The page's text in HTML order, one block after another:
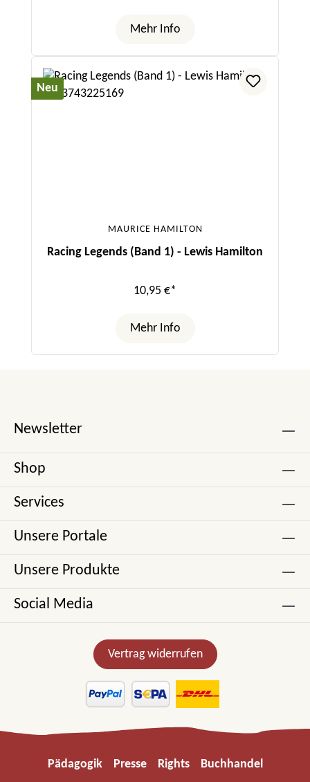
Mehr Info
Neu
MAURICE HAMILTON
Racing Legends (Band 1) - Lewis Hamilton
10,95 €*
Mehr Info
Newsletter
Shop
Services
Unsere Portale
Unsere Produkte
Social Media
Vertrag widerrufen
Pädagogik Presse Rights Buchhandel